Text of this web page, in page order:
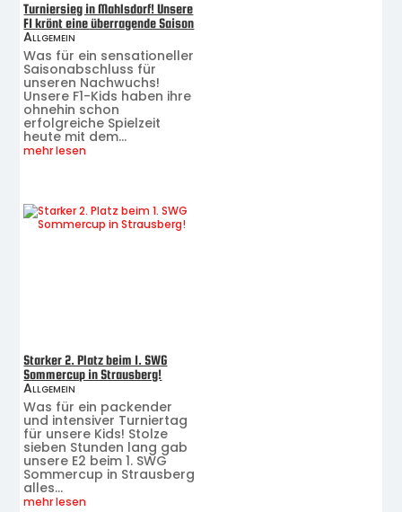
Turniersieg in Mahlsdorf! Unsere
F1 krönt eine überragende Saison
Allgemein
Was für ein sensationeller
Saisonabschluss für
unseren Nachwuchs!
Unsere F1-Kids haben ihre
ohnehin schon
erfolgreiche Spielzeit
heute mit dem...
mehr lesen
Starker 2. Platz beim 1. SWG
Sommercup in Strausberg!
Allgemein
Was für ein packender
und intensiver Turniertag
für unsere Kids! Stolze
sieben Stunden lang gab
unsere E2 beim 1. SWG
Sommercup in Strausberg
alles...
mehr lesen